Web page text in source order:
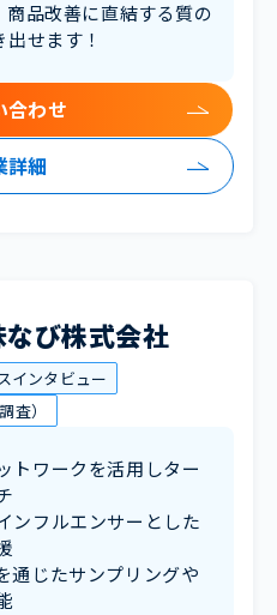
品改善に直結する質の
せます！
詳細
合わせ
び株式会社
インタビュー
査）
トワークを活用しター
ンフルエンサーとした
通じたサンプリングや